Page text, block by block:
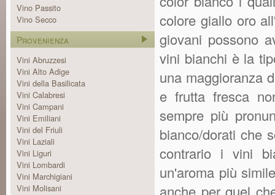
Vino Passito
Vino Secco
Provenienza
Vini Abruzzesi
Vini Alto Adige
Vini della Basilicata
Vini Calabresi
Vini Campani
Vini Emiliani
Vini del Friuli
Vini Laziali
Vini Liguri
Vini Lombardi
Vini Marchigiani
Vini Molisani
colore giallo oro
giovani possono
vini bianchi è la
una maggioranza
e frutta fresca
sempre più
bianco/dorati che
contrario i vini
un'aroma più